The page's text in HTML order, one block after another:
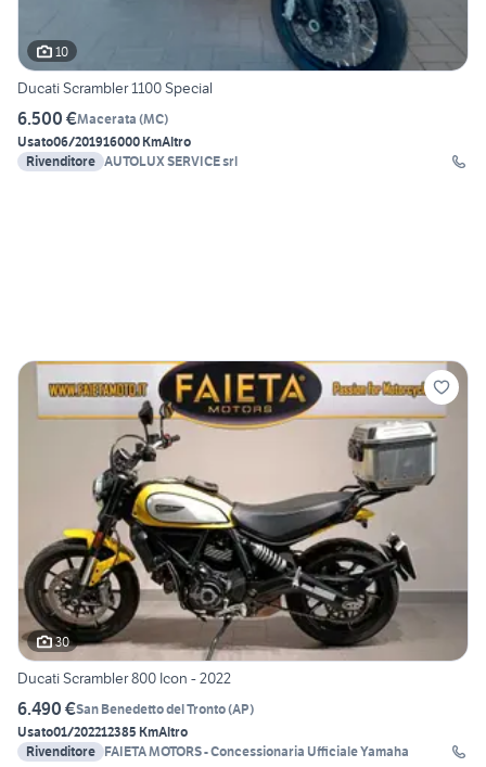
10
Ducati Scrambler 1100 Special
6.500 €Macerata (MC)
Usato06/201916000 KmAltro
Rivenditore AUTOLUX SERVICE srl
30
Ducati Scrambler 800 Icon - 2022
6.490 €San Benedetto del Tronto(AP)
Usato01/202212385 KmAltro
Rivenditore FAIETA MOTORS - Concessionaria Ufficiale Yamaha